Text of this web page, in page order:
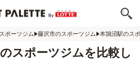
ポーツジム 藤沢市のスポーツジム 本鵠沼駅のス
スポーツジムを比較し